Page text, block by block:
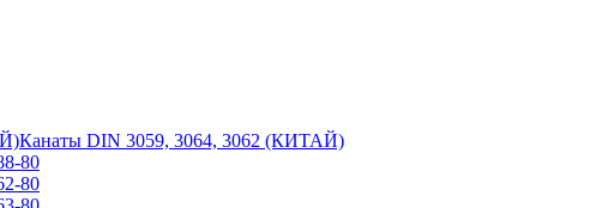
Канаты DIN 3059, 3064, 3062 (КИТАЙ)
80
80